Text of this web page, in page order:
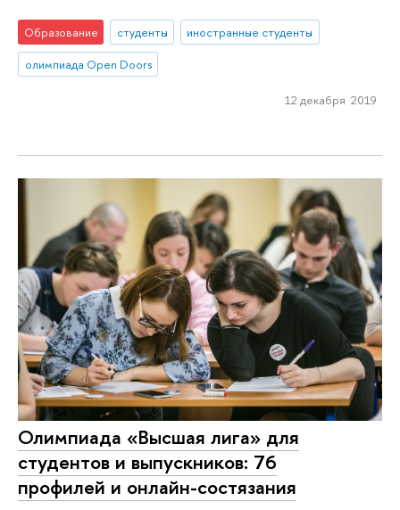
Образование студенты
иностранные студенты
олимпиада Open Doors
12 декабря 2019
Олимпиада «Высшая лига» для
студентов и выпускников: 76
профилей и онлайн-состязания